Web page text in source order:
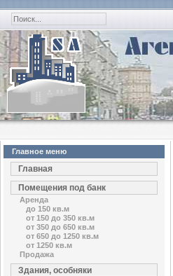
Главное меню
Главная
Помещения под банк
Аренда
до 150 кв.м
от 150 до 350 кв.м
от 350 до 650 кв.м
от 650 до 1250 кв.м
от 1250 кв.м
Продажа
Здания, особняки